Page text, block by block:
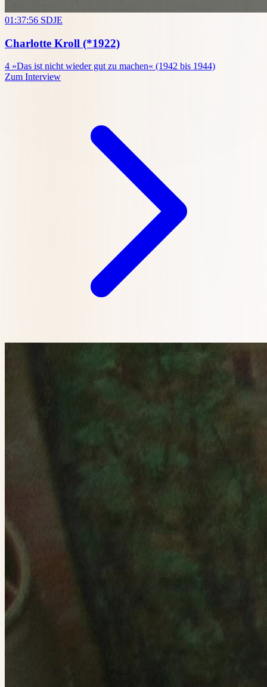
01:37:56 SDJE
Charlotte Kroll (*1922)
4 »Das ist nicht wieder gut zu machen« (1942 bis 1944)
Zum Interview